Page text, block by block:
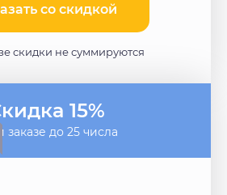
со скидкой​
скидки не суммируются
15%
заказе до 25 числа